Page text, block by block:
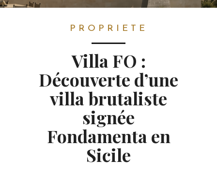
PROPRIETE
Villa FO :
Découverte d’une
villa brutaliste
signée
Fondamenta en
Sicile